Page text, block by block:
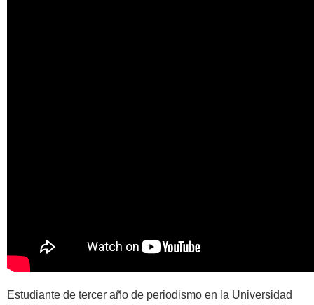
Estudiante de tercer año de periodismo en la Universidad